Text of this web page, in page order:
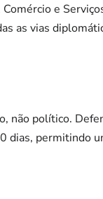
e
as vias
não político.
dias, permitindo